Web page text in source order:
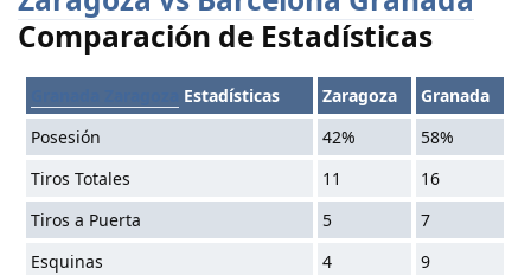
Comparación de Estadísticas
Estadísticas Zaragoza
Granada
Posesión
42%
58%
Tiros Totales
11
16
Tiros a Puerta
5
7
Esquinas
4
9